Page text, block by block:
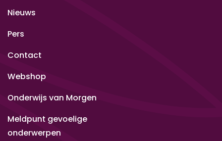
Nieuws
Pers
Contact
Webshop
Onderwijs van Morgen
Meldpunt gevoelige
onderwerpen